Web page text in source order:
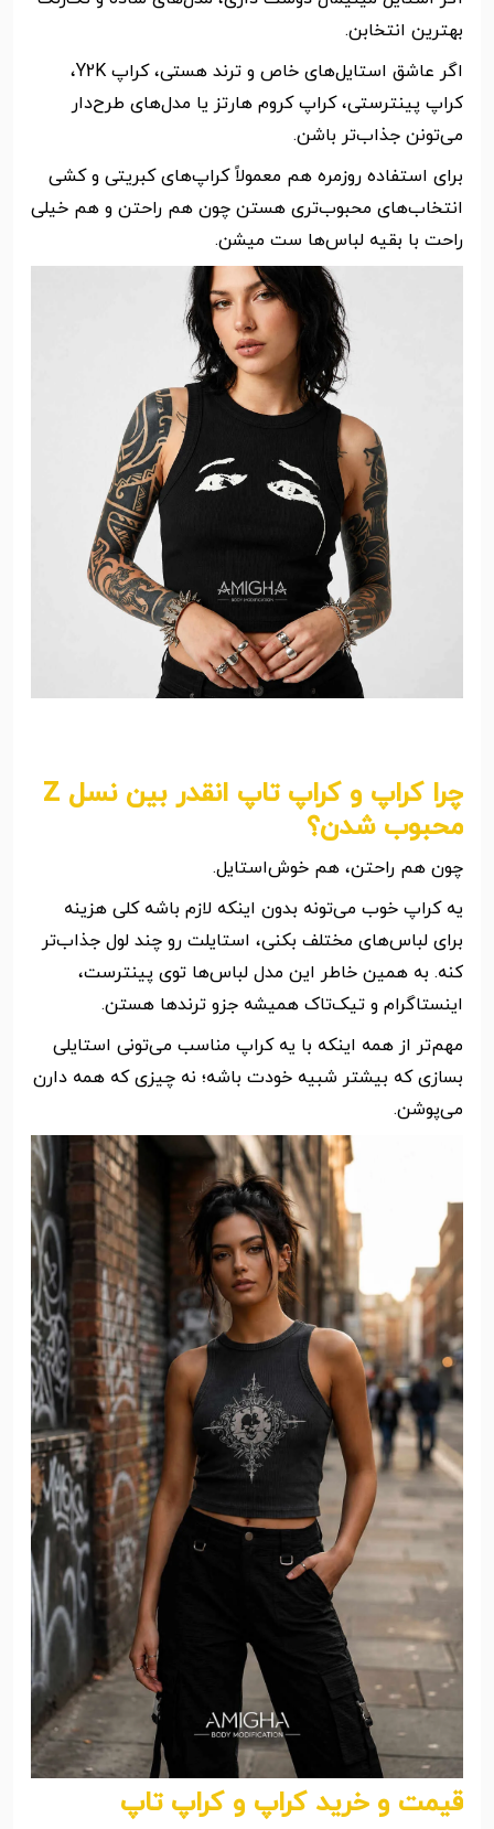
بهترین انتخابن.
اگر عاشق استایل‌های خاص و ترند هستی، کراپ Y2K،
کراپ پینترستی، کراپ کروم هارتز یا مدل‌های طرح‌دار
می‌تونن جذاب‌تر باشن.
برای استفاده روزمره هم معمولاً کراپ‌های کبریتی و کشی
انتخاب‌های محبوب‌تری هستن چون هم راحتن و هم خیلی
راحت با بقیه لباس‌ها ست میشن.
چرا کراپ و کراپ تاپ انقدر بین نسل Z
محبوب شدن؟
چون هم راحتن، هم خوش‌استایل.
یه کراپ خوب می‌تونه بدون اینکه لازم باشه کلی هزینه
برای لباس‌های مختلف بکنی، استایلت رو چند لول جذاب‌تر
کنه. به همین خاطر این مدل لباس‌ها توی پینترست،
اینستاگرام و تیک‌تاک همیشه جزو ترندها هستن.
مهم‌تر از همه اینکه با یه کراپ مناسب می‌تونی استایلی
بسازی که بیشتر شبیه خودت باشه؛ نه چیزی که همه دارن
می‌پوشن.
قیمت و خرید کراپ و کراپ تاپ